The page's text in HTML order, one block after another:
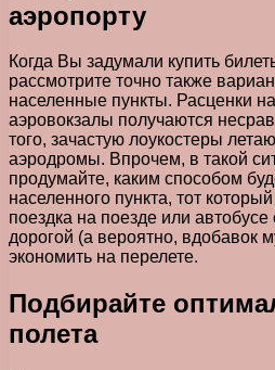
аэропорту
Когда Вы задумали купить
рассмотрите точно также
населенные пункты. Расценки
аэровокзалы получаются
того, зачастую лоукостеры
аэродромы. Впрочем, в такой
продумайте, каким способом
населенного пункта, тот
поездка на поезде или
дорогой (а вероятно, вдобавок
экономить на перелете.
Подбирайте
полета